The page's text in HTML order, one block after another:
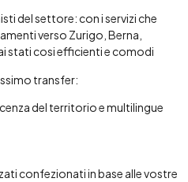
del settore: con i servizi che
verso Zurigo, Berna,
stati cosi efficienti e comodi
transfer:
del territorio e multilingue
confezionati in base alle vostre